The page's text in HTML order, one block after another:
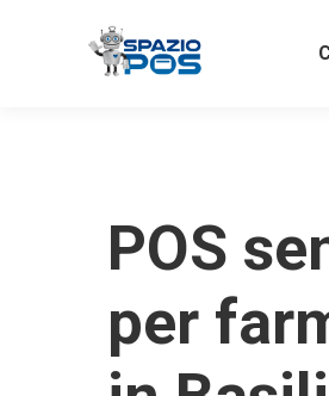
POS
per